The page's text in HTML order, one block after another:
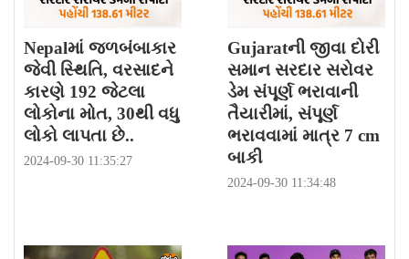
Nepalમાં જળબંબાકાર
જેવી સ્થિતિ, વરસાદને
કારણે 192 જેટલા
લોકોના મોત, 30થી વધુ
લોકો લાપતા છે..
2024-09-30 11:35:27
Gujaratની જીવા દોરી
સમાન સરદાર સરોવર
ડેમ સંપૂર્ણ ભરાવાની
તૈયારીમાં, સંપૂર્ણ
ભરાવવામાં માત્ર 7 cm
બાકી
2024-09-30 11:34:48